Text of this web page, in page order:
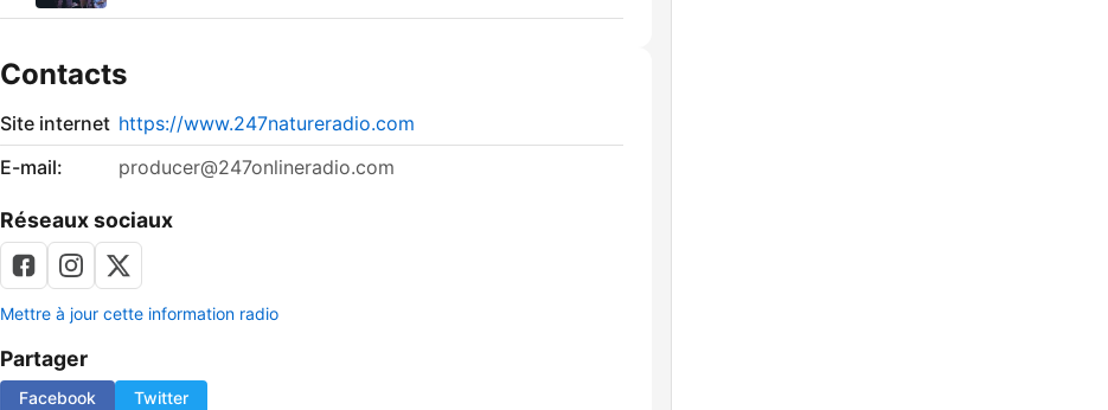
Contacts
Site internet https://www.247natureradio.com
E-mail:
producer@247onlineradio.com
Réseaux sociaux
Mettre à jour cette information radio
Partager
Facebook Twitter